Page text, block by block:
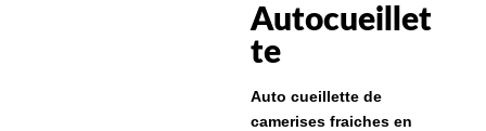
Autocueillet
te
Auto cueillette de
camerises fraiches en